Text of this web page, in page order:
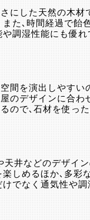
にした天然の木材
た、時間経過で飴
調湿性能にも優
間を演出しやす
のデザインに合
ので、石材を使
天井などのデザイ
しめるほか、多
でなく通気性や